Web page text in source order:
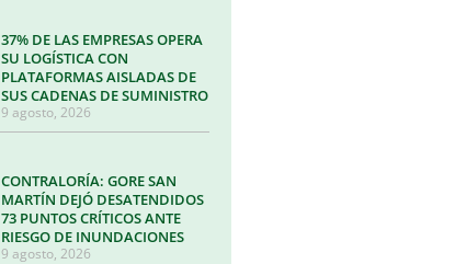
37% DE LAS EMPRESAS OPERA
SU LOGÍSTICA CON
PLATAFORMAS AISLADAS DE
SUS CADENAS DE SUMINISTRO
9 agosto, 2026
CONTRALORÍA: GORE SAN
MARTÍN DEJÓ DESATENDIDOS
73 PUNTOS CRÍTICOS ANTE
RIESGO DE INUNDACIONES
9 agosto, 2026